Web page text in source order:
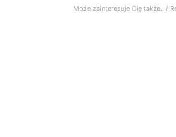
Może zainteresuje Cię także.../